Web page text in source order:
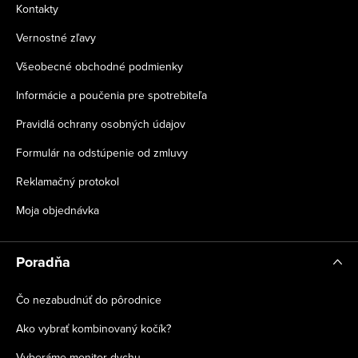
Kontakty
Vernostné zľavy
Všeobecné obchodné podmienky
Informácie a poučenia pre spotrebiteľa
Pravidlá ochrany osobných údajov
Formulár na odstúpenie od zmluvy
Reklamačný protokol
Moja objednávka
Poradňa
Čo nezabudnúť do pôrodnice
Ako vybrať kombinovaný kočík?